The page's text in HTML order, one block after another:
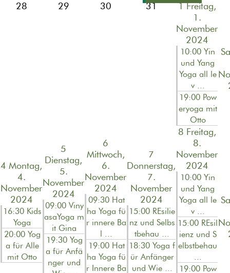
28
29 30 31 1 Freitag,
1.
November
2024
10:00 Yin
und Yang
Yoga all le
v ...
19:00 Pow
eryoga mit
Otto
4 Montag,
4.
November
2024
16:30 Kids
Yoga
20:00 Yog
a für Alle
mit Otto
5
Dienstag,
5.
November
2024
09:00 Viny
asaYoga m
it Gina
19:30 Yog
a für Anfä
nger und
6
Mittwoch,
6.
November
2024
09:30 Hat
ha Yoga fü
r innere Ba
l ...
19:00 Hat
ha Yoga fü
r Innere Ba
7
Donnerstag,
7.
November
2024
15:00 REsilie
nz und Selbs
tbehau ...
18:30 Yoga f
ür Anfänger
und Wie ...
8 Freitag,
8.
November
2024
10:00 Yin
und Yang
Yoga all le
v ...
15:00 REsil
ienz und S
elbstbehau
...
19:00 Pow